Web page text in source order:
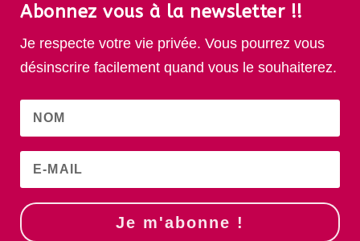
Abonnez vous à la newsletter !!
Je respecte votre vie privée. Vous pourrez vous
désinscrire facilement quand vous le souhaiterez.
Je m'abonne !